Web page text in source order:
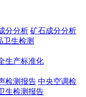
分分析 矿石成分分析
卫生检测
生产标准化
检测报告 中央空调检
生检测报告